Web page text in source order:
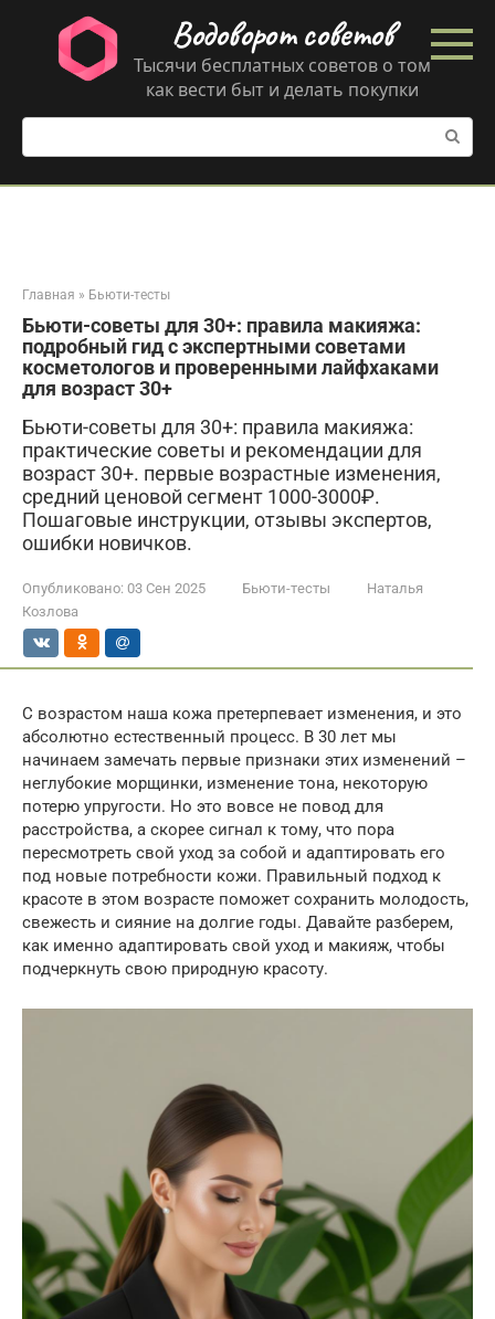
контенту
Водоворот советов
Тысячи бесплатных советов о том
как вести быт и делать покупки
Поиск:
Главная » Бьюти-тесты
Бьюти-советы для 30+: правила макияжа:
подробный гид с экспертными советами
косметологов и проверенными лайфхаками
для возраст 30+
Бьюти-советы для 30+: правила макияжа:
практические советы и рекомендации для
возраст 30+. первые возрастные изменения,
средний ценовой сегмент 1000-3000₽.
Пошаговые инструкции, отзывы экспертов,
ошибки новичков.
Опубликовано: 03 Сен 2025 Бьюти-тесты
Наталья
Козлова
С возрастом наша кожа претерпевает изменения, и это
абсолютно естественный процесс. В 30 лет мы
начинаем замечать первые признаки этих изменений –
неглубокие морщинки, изменение тона, некоторую
потерю упругости. Но это вовсе не повод для
расстройства, а скорее сигнал к тому, что пора
пересмотреть свой уход за собой и адаптировать его
под новые потребности кожи. Правильный подход к
красоте в этом возрасте поможет сохранить молодость,
свежесть и сияние на долгие годы. Давайте разберем,
как именно адаптировать свой уход и макияж, чтобы
подчеркнуть свою природную красоту.